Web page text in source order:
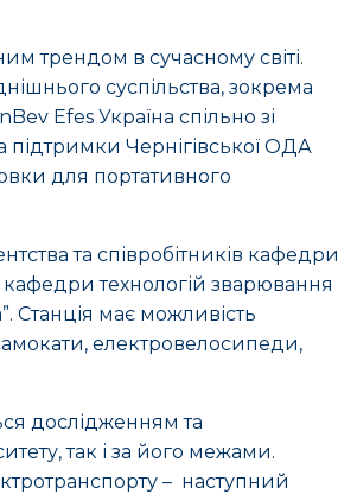
трендом в сучасному світі.
суспільства, зокрема
Efes Україна спільно зі
підтримки Чернігівської ОДА
для портативного
та співробітників кафедри
кафедри технологій зварювання
Станція має можливість
електровелосипеди,
дослідженням та
так і за його межами.
– наступний